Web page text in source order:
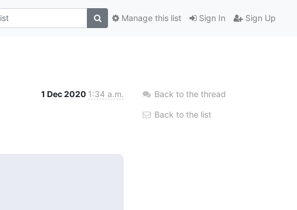
Sign In Sign Up
Manage this list
1 Dec 2020 1:34 a.m. Back to the thread
Back to the list